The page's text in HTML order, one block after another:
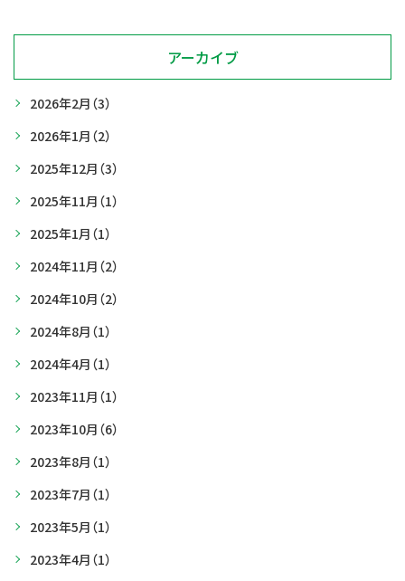
アーカイブ
2026年2月 （3）
2026年1月 （2）
2025年12月 （3）
2025年11月 （1）
2025年1月 （1）
2024年11月 （2）
2024年10月 （2）
2024年8月 （1）
2024年4月 （1）
2023年11月 （1）
2023年10月 （6）
2023年8月 （1）
2023年7月 （1）
2023年5月 （1）
2023年4月 （1）